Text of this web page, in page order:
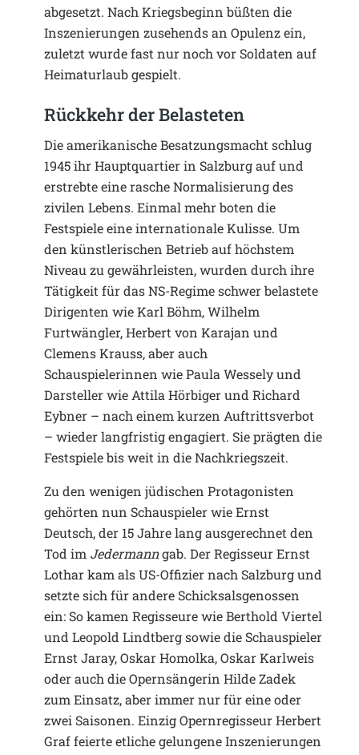
abgesetzt. Nach Kriegsbeginn büßten die
Inszenierungen zusehends an Opulenz ein,
zuletzt wurde fast nur noch vor Soldaten auf
Heimaturlaub gespielt.
Rückkehr der Belasteten
Die amerikanische Besatzungsmacht schlug
1945 ihr Hauptquartier in Salzburg auf und
erstrebte eine rasche Normalisierung des
zivilen Lebens. Einmal mehr boten die
Festspiele eine internationale Kulisse. Um
den künstlerischen Betrieb auf höchstem
Niveau zu gewährleisten, wurden durch ihre
Tätigkeit für das NS-Regime schwer belastete
Dirigenten wie Karl Böhm, Wilhelm
Furtwängler, Herbert von Karajan und
Clemens Krauss, aber auch
Schauspielerinnen wie Paula Wessely und
Darsteller wie Attila Hörbiger und Richard
Eybner – nach einem kurzen Auftrittsverbot
– wieder langfristig engagiert. Sie prägten die
Festspiele bis weit in die Nachkriegszeit.
Zu den wenigen jüdischen Protagonisten
gehörten nun Schauspieler wie Ernst
Deutsch, der 15 Jahre lang ausgerechnet den
Tod im Jedermanngab. Der Regisseur Ernst
Lothar kam als US-Offizier nach Salzburg und
setzte sich für andere Schicksalsgenossen
ein: So kamen Regisseure wie Berthold Viertel
und Leopold Lindtberg sowie die Schauspieler
Ernst Jaray, Oskar Homolka, Oskar Karlweis
oder auch die Opernsängerin Hilde Zadek
zum Einsatz, aber immer nur für eine oder
zwei Saisonen. Einzig Opernregisseur Herbert
Graf feierte etliche gelungene Inszenierungen